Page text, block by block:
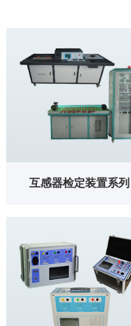
互感器检定装置系列
在多只电流互感器测量速
方面有了质的提高，在3
钟之内可测量12支任何变
的电流互感器， 可进行
感器的规程和非规程的测
量，测量时用户可指定任
百分点的测量。
列
CT伏安特性试验、PT伏
特性试验，CT极性试验、
PT极性试验，CT变比极性
试验和PT变比极性试验，